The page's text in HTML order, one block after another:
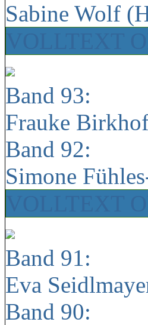
Sabine Wolf
Band 93:
Frauke
Band 92:
Simone
Band 91:
Eva
Band 90: